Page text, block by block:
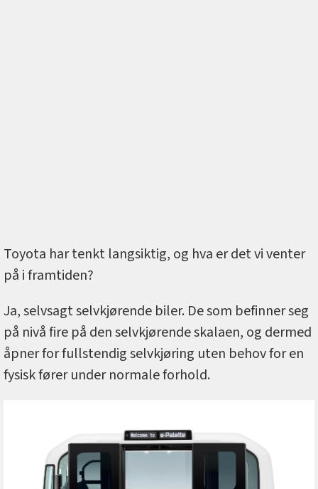
Toyota har tenkt langsiktig, og hva er det vi venter
på i framtiden?
Ja, selvsagt selvkjørende biler. De som befinner seg
på nivå fire på den selvkjørende skalaen, og dermed
åpner for fullstendig selvkjøring uten behov for en
fysisk fører under normale forhold.